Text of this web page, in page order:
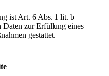
ist Art. 6 Abs. 1 lit. b
zur Erfüllung eines
gestattet.